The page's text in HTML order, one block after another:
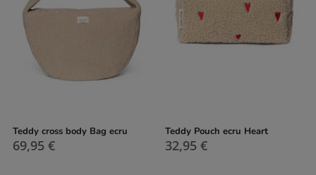
Teddy cross body Bag ecru
69,95 €
Teddy Pouch ecru Heart
32,95 €